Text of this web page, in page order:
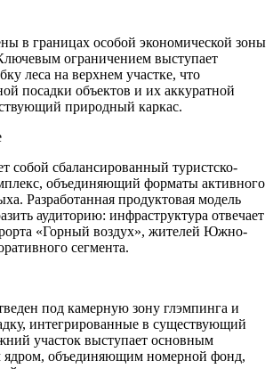
в границах особой экономической зоны
ограничением выступает
леса на верхнем участке, что
посадки объектов и их аккуратной
природный каркас.
собой сбалансированный туристско-
объединяющий форматы активного
Разработанная продуктовая модель
аудиторию: инфраструктура отвечает
«Горный воздух», жителей Южно-
сегмента.
под камерную зону глэмпинга и
интегрированные в существующий
участок выступает основным
ядром, объединяющим номерной фонд,